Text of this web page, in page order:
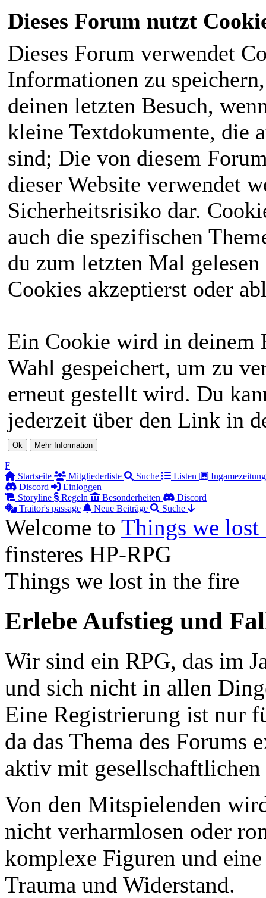
Dieses Forum nutzt
Dieses Forum verwendet
Informationen zu
deinen letzten Besuch,
kleine Textdokumente, die
sind; Die von diesem
dieser Website verwendet
Sicherheitsrisiko dar.
auch die spezifischen
du zum letzten Mal
Cookies akzeptierst oder
Ein Cookie wird in deinem
Wahl gespeichert, um zu
erneut gestellt wird. Du
jederzeit über den Link in
F
Startseite
Mitgliederliste Suche Listen
Ingamezeitung
Discord
Einloggen
Storyline
Regeln Besonderheiten
Discord
Traitor's passage
Neue Beiträge Suche
Welcome to Things we
finsteres HP-RPG
Things we lost in the fire
Erlebe Aufstieg und
Wir sind ein RPG, das im
und sich nicht in allen
Eine Registrierung ist nur
da das Thema des Forums
aktiv mit
Von den Mitspielenden
nicht verharmlosen oder
komplexe Figuren und
Trauma und Widerstand.